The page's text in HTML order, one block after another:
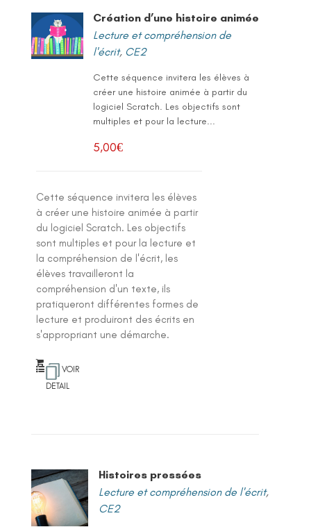
Création d’une histoire animée
Lecture et compréhension de
l'écrit, CE2
Cette séquence invitera les élèves à
créer une histoire animée à partir du
logiciel Scratch. Les objectifs sont
multiples et pour la lecture...
5,00€
Cette séquence invitera les élèves
à créer une histoire animée à partir
du logiciel Scratch. Les objectifs
sont multiples et pour la lecture et
la compréhension de l'écrit, les
élèves travailleront la
compréhension d'un texte, ils
pratiqueront différentes formes de
lecture et produiront des écrits en
s'appropriant une démarche.
VOIR
DETAIL
Histoires pressées
Lecture et compréhension de l'écrit,
CE2